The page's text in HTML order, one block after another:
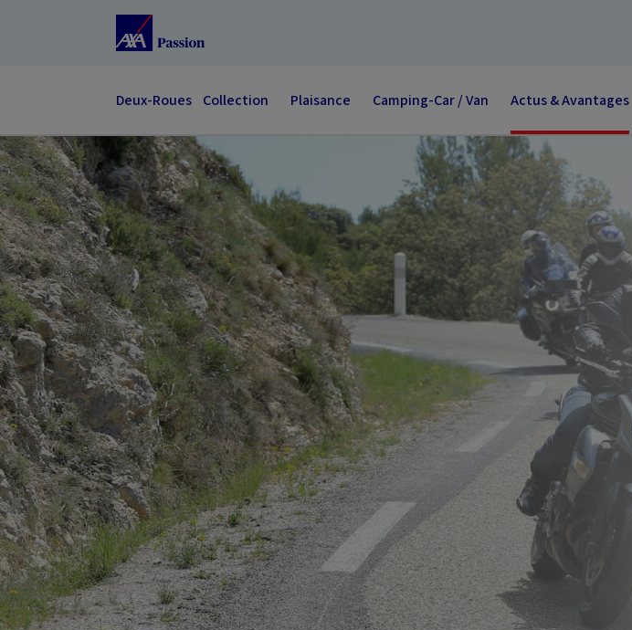
Accéder au Contenu
Deux-Roues Collection Plaisance Camping-Car / Van Actus & Avantages